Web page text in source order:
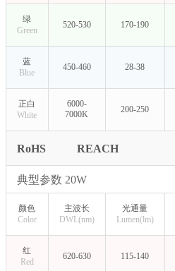
绿
Green
520-530 170-190
蓝
Blue
450-460 28-38
正白
White
6000-
7000K
200-250
RoHS REACH
典型参数 20W
颜色
Color
主波长
DWL(nm)
光通量
Lumen(lm)
红
Red
620-630 115-140